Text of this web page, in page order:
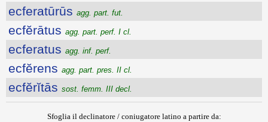
ecferatūrūs agg. part. fut.
ecfĕrātus agg. part. perf. I cl.
ecferatus agg. inf. perf.
ecfĕrens agg. part. pres. II cl.
ecfĕrĭtās sost. femm. III decl.
Sfoglia il declinatore / coniugatore latino a partire da: